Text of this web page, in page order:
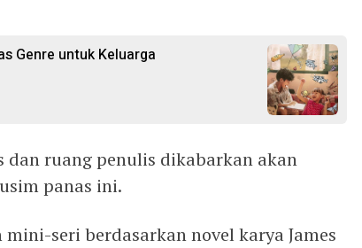
Genre untuk Keluarga
ruang penulis dikabarkan akan
panas ini.
seri berdasarkan novel karya James